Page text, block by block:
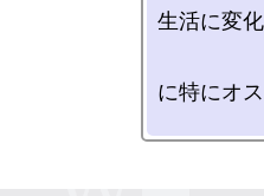
生活に変
に特にオ